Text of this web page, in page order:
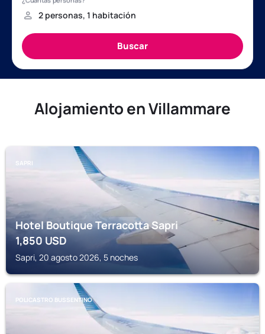
Alojamiento en Villammare
SAPRI
Hotel Boutique Terracotta Sapri
1,850 USD
Sapri, 20 agosto 2026, 5 noches
POLICASTRO BUSSENTINO